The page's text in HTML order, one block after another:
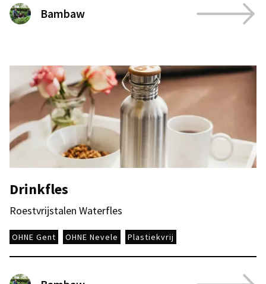
Bambaw
Drinkfles
Roestvrijstalen Waterfles
OHNE Gent OHNE Nevele Plastiekvrij